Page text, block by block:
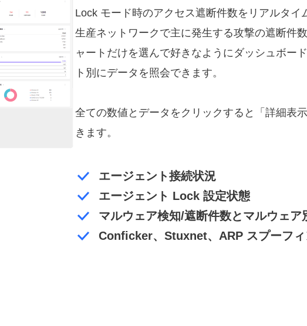
Lock モード時のアクセス遮断件数をリアルタ
生産ネットワークで主に発生する攻撃の遮断件
ャートだけを選んで好きなようにダッシュボー
ト別にデータを照会できます。
全ての数値とデータをクリックすると「詳細表
きます。
エージェント接続状況
エージェント Lock 設定状態
マルウェア検知/遮断件数とマルウェア
Conficker、Stuxnet、ARP スプーフ